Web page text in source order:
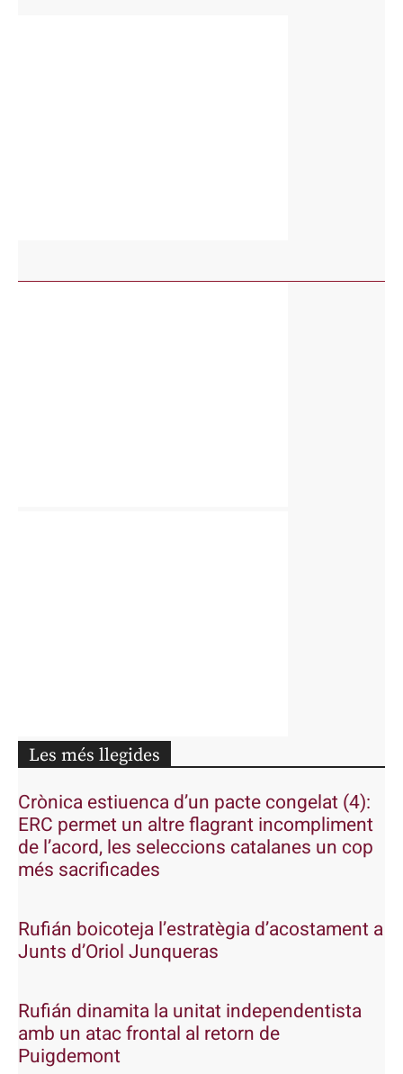
Les més llegides
Crònica estiuenca d’un pacte congelat (4):
ERC permet un altre flagrant incompliment
de l’acord, les seleccions catalanes un cop
més sacrificades
Rufián boicoteja l’estratègia d’acostament a
Junts d’Oriol Junqueras
Rufián dinamita la unitat independentista
amb un atac frontal al retorn de
Puigdemont